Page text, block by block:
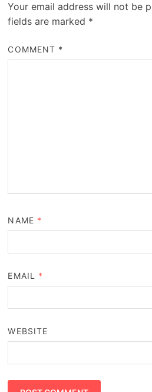
Your email address will not be
fields are marked *
COMMENT *
NAME *
EMAIL *
WEBSITE